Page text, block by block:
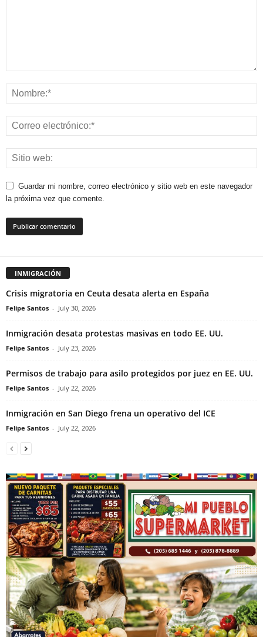
Guardar mi nombre, correo electrónico y sitio web en este navegador
la próxima vez que comente.
INMIGRACIÓN
Crisis migratoria en Ceuta desata alerta en España
Felipe Santos - July 30, 2026
Inmigración desata protestas masivas en todo EE. UU.
Felipe Santos - July 23, 2026
Permisos de trabajo para asilo protegidos por juez en EE. UU.
Felipe Santos - July 22, 2026
Inmigración en San Diego frena un operativo del ICE
Felipe Santos - July 22, 2026